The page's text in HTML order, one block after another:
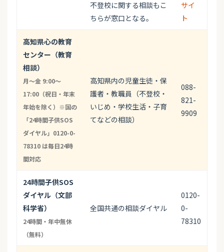
不登校に関する相談もこ
ちらが窓口となる。
サイ
ト
高知県心の教育
センター（教育
相談）
月〜金 9:00〜
17:00（祝日・年末
年始を除く）※国の
「24時間子供SOS
ダイヤル」0120-0-
78310 は毎日24時
間対応
高知県内の児童生徒・保
護者・教職員（不登校・
いじめ・学校生活・子育
てなどの相談）
088-
821-
9909
24時間子供SOS
ダイヤル（文部
科学省）
24時間・年中無休
（無料）
全国共通の相談ダイヤル
0120-
0-
78310